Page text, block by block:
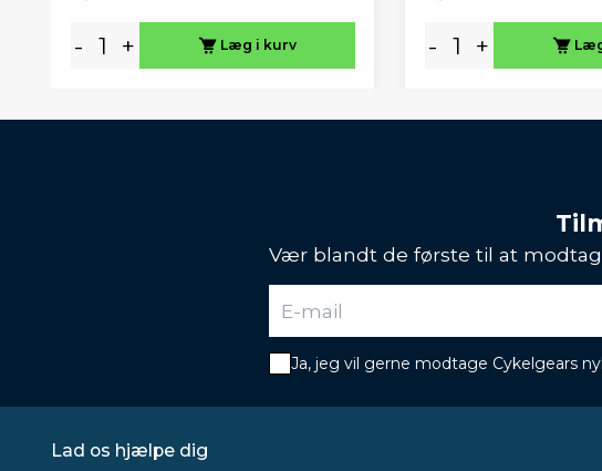
- + Læg i kurv - +
Vær blandt de første til at
Ja, jeg vil gerne modtage Cykelgears
Lad os hjælpe dig